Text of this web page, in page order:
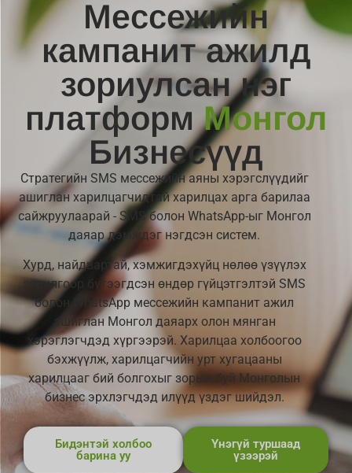
Мессежийн
кампанит ажилд
зориулсан нэг
платформМонгол
Бизнесүүд
Стратегийн SMS мессежийн аяны хэрэгслүүдийг
ашиглан харилцагчидтай харилцах арга барилаа
сайжруулаарай - SMS болон WhatsApp-ыг Монгол
даяар дэмждэг нэгдсэн систем.
Хурд, найдвартай, хэмжигдэхүйц нөлөө үзүүлэх
зорилгоор бүтээгдсэн өндөр гүйцэтгэлтэй SMS
болон WhatsApp мессежийн кампанит ажил
ашиглан Монгол даяарх олон мянган
хэрэглэгчдэд хүргээрэй. Харилцаа холбоогоо
бэхжүүлж, харилцагчийн урт хугацааны
харилцааг бий болгохыг зорьж буй Монголын
бизнес эрхлэгчдэд илүүд үздэг шийдэл.
Бидэнтэй холбоо
барина уу
Үнэгүй туршаад
үзээрэй